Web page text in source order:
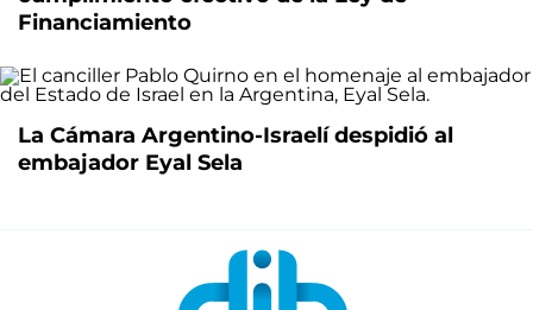
Financiamiento
La Cámara Argentino-Israelí despidió al
embajador Eyal Sela